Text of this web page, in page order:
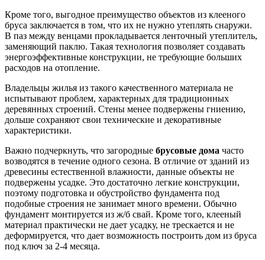
Кроме того, выгодное преимущество объектов из клееного
бруса заключается в том, что их не нужно утеплять снаружи.
В паз между венцами прокладывается ленточный утеплитель,
заменяющий паклю. Такая технология позволяет создавать
энергоэффективные конструкции, не требующие больших
расходов на отопление.
Владельцы жилья из такого качественного материала не
испытывают проблем, характерных для традиционных
деревянных строений. Стены менее подвержены гниению,
дольше сохраняют свои технические и декоративные
характеристики.
Важно подчеркнуть, что загородные брусовые дома часто
возводятся в течение одного сезона. В отличие от зданий из
древесины естественной влажности, данные объекты не
подвержены усадке. Это достаточно легкие конструкции,
поэтому подготовка и обустройство фундамента под
подобные строения не занимает много времени. Обычно
фундамент монтируется из ж/б свай. Кроме того, клееный
материал практически не дает усадку, не трескается и не
деформируется, что дает возможность построить дом из бруса
под ключ за 2-4 месяца.